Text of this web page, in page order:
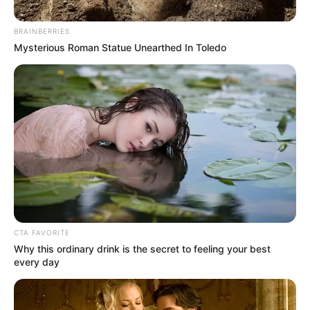
y alrededores.
Corte de luz en Bogotá
Por:Elsa Barrera
Octubre 10, 2025
BRAINBERRIES
Mysterious Roman Statue Unearthed In Toledo
CTA FAVORITE
Why this ordinary drink is the secret to feeling your best
every day